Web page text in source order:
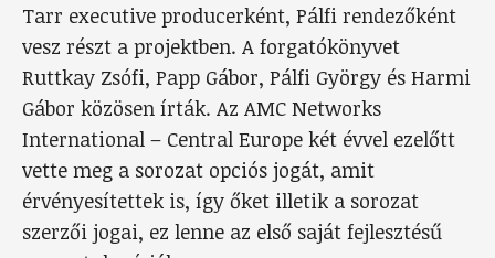
Tarr executive producerként, Pálfi rendezőként
vesz részt a projektben. A forgatókönyvet
Ruttkay Zsófi, Papp Gábor, Pálfi György és Harmi
Gábor közösen írták. Az AMC Networks
International – Central Europe két évvel ezelőtt
vette meg a sorozat opciós jogát, amit
érvényesítettek is, így őket illetik a sorozat
szerzői jogai, ez lenne az első saját fejlesztésű